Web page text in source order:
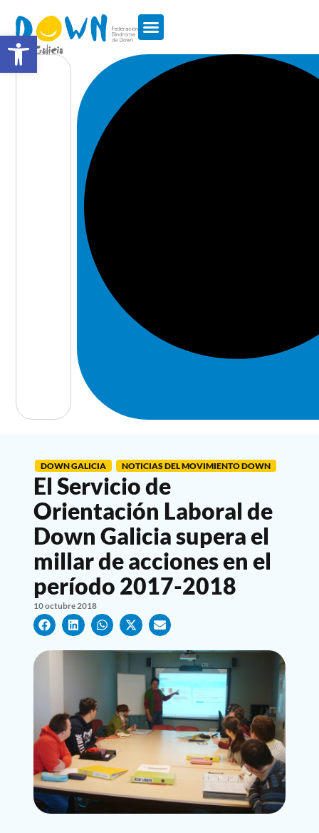
Abrir barra de herramientas
DOWN GALICIA NOTICIAS DEL MOVIMIENTO DOWN
El Servicio de
Orientación Laboral de
Down Galicia supera el
millar de acciones en el
período 2017-2018
10 octubre 2018